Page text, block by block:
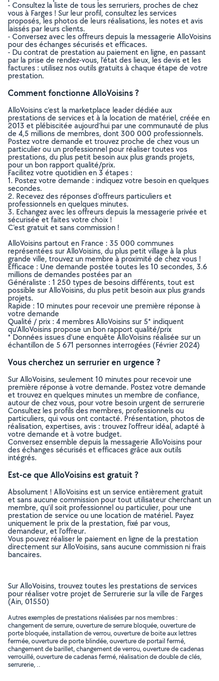
- Consultez la liste de tous les serruriers, proches de chez
vous à Farges ! Sur leur profil, consultez les services
proposés, les photos de leurs réalisations, les notes et avis
laissés par leurs clients.
- Conversez avec les offreurs depuis la messagerie AlloVoisins
pour des échanges sécurisés et efficaces.
- Du contrat de prestation au paiement en ligne, en passant
par la prise de rendez-vous, l’état des lieux, les devis et les
factures : utilisez nos outils gratuits à chaque étape de votre
prestation.
Comment fonctionne AlloVoisins ?
AlloVoisins c’est la marketplace leader dédiée aux
prestations de services et à la location de matériel, créée en
2013 et plébiscitée aujourd’hui par une communauté de plus
de 4,5 millions de membres, dont 300 000 professionnels.
Postez votre demande et trouvez proche de chez vous un
particulier ou un professionnel pour réaliser toutes vos
prestations, du plus petit besoin aux plus grands projets,
pour un bon rapport qualité/prix.
Facilitez votre quotidien en 3 étapes :
1. Postez votre demande : indiquez votre besoin en quelques
secondes.
2. Recevez des réponses d’offreurs particuliers et
professionnels en quelques minutes.
3. Echangez avec les offreurs depuis la messagerie privée et
sécurisée et faites votre choix !
C’est gratuit et sans commission !
AlloVoisins partout en France : 35 000 communes
représentées sur AlloVoisins, du plus petit village à la plus
grande ville, trouvez un membre à proximité de chez vous !
Efficace : Une demande postée toutes les 10 secondes, 3.6
millions de demandes postées par an
Généraliste : 1 250 types de besoins différents, tout est
possible sur AlloVoisins, du plus petit besoin aux plus grands
projets.
Rapide : 10 minutes pour recevoir une première réponse à
votre demande
Qualité / prix : 4 membres AlloVoisins sur 5* indiquent
qu’AlloVoisins propose un bon rapport qualité/prix
* Données issues d’une enquête AlloVoisins réalisée sur un
échantillon de 5 671 personnes interrogées (Février 2024)
Vous cherchez un serrurier en urgence ?
Sur AlloVoisins, seulement 10 minutes pour recevoir une
première réponse à votre demande. Postez votre demande
et trouvez en quelques minutes un membre de confiance,
autour de chez vous, pour votre besoin urgent de serrurerie
Consultez les profils des membres, professionnels ou
particuliers, qui vous ont contacté. Présentation, photos de
réalisation, expertises, avis : trouvez l'offreur idéal, adapté à
votre demande et à votre budget.
Conversez ensemble depuis la messagerie AlloVoisins pour
des échanges sécurisés et efficaces grâce aux outils
intégrés.
Est-ce que AlloVoisins est gratuit ?
Absolument ! AlloVoisins est un service entièrement gratuit
et sans aucune commission pour tout utilisateur cherchant un
membre, qu’il soit professionnel ou particulier, pour une
prestation de service ou une location de matériel. Payez
uniquement le prix de la prestation, fixé par vous,
demandeur, et l’offreur.
Vous pouvez réaliser le paiement en ligne de la prestation
directement sur AlloVoisins, sans aucune commission ni frais
bancaires.
Sur AlloVoisins, trouvez toutes les prestations de services
pour réaliser votre projet de Serrurerie sur la ville de Farges
(Ain, 01550)
Autres exemples de prestations réalisées par nos membres :
changement de serrure, ouverture de serrure bloquée, ouverture de
porte bloquée, installation de verrou, ouverture de boite aux lettres
fermée, ouverture de porte blindée, ouverture de portail fermé,
changement de barillet, changement de verrou, ouverture de cadenas
verrouillé, ouverture de cadenas fermé, réalisation de double de clés,
serrurerie, ..